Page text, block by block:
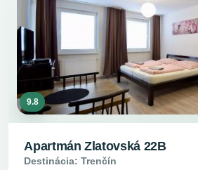
9.8
Apartmán Zlatovská 22B
Destinácia: Trenčín